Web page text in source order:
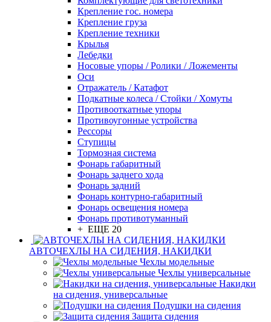
Крепление гос. номера
Крепление груза
Крепление техники
Крылья
Лебедки
Носовые упоры / Ролики / Ложементы
Оси
Отражатель / Катафот
Подкатные колеса / Стойки / Хомуты
Противооткатные упоры
Противоугонные устройства
Рессоры
Ступицы
Тормозная система
Фонарь габаритный
Фонарь заднего хода
Фонарь задний
Фонарь контурно-габаритный
Фонарь освещения номера
Фонарь противотуманный
+ ЕЩЕ 20
АВТОЧЕХЛЫ НА СИДЕНИЯ, НАКИДКИ
Чехлы модельные
Чехлы универсальные
Накидки
на сидения, универсальные
Подушки на сидения
Защита сидения